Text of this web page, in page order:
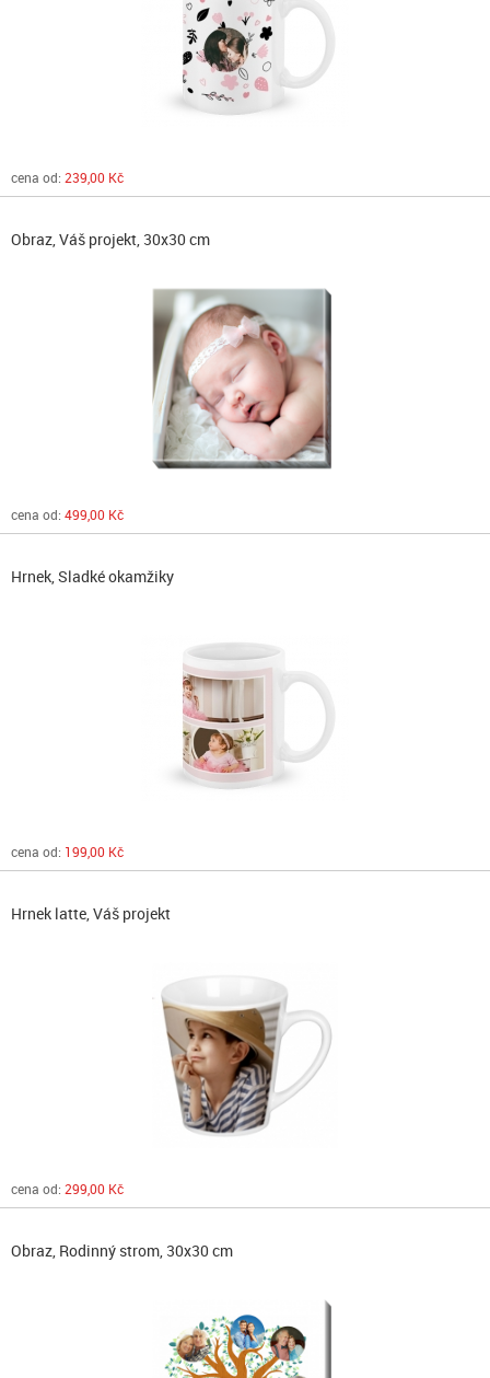
cena od: 239,00 Kč
Obraz, Váš projekt, 30x30 cm
cena od: 499,00 Kč
Hrnek, Sladké okamžiky
cena od: 199,00 Kč
Hrnek latte, Váš projekt
cena od: 299,00 Kč
Obraz, Rodinný strom, 30x30 cm